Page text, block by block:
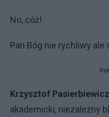
No, cóż!
Pan Bóg nie rychliwy ale
Krzysztof Pasierbiewicz
akademicki, niezależny